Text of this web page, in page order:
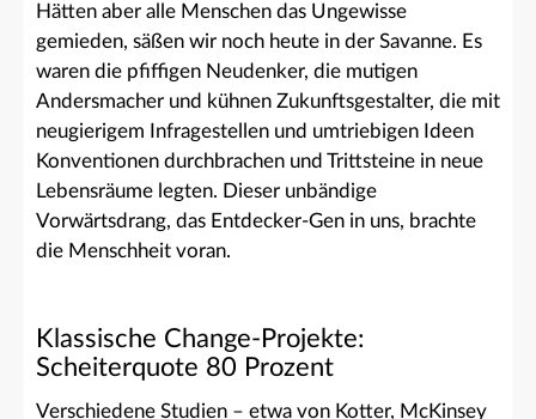
Hätten aber alle Menschen das Ungewisse
gemieden, säßen wir noch heute in der Savanne. Es
waren die pfiffigen Neudenker, die mutigen
Andersmacher und kühnen Zukunftsgestalter, die mit
neugierigem Infragestellen und umtriebigen Ideen
Konventionen durchbrachen und Trittsteine in neue
Lebensräume legten. Dieser unbändige
Vorwärtsdrang, das Entdecker-Gen in uns, brachte
die Menschheit voran.
Klassische Change-Projekte:
Scheiterquote 80 Prozent
Verschiedene Studien – etwa von Kotter, McKinsey